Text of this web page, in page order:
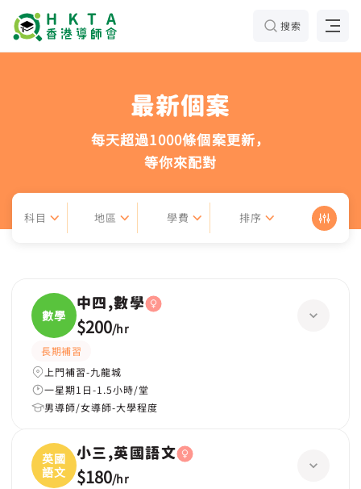
搜索
最新個案
每天超過1000條個案更新，
等你來配對
科目 地區 學費 排序
數學
中四,數學
$200/hr
長期補習
上門補習-九龍城
一星期1日-1.5小時/堂
男導師/女導師-大學程度
英國
語文
小三,英國語文
$180/hr